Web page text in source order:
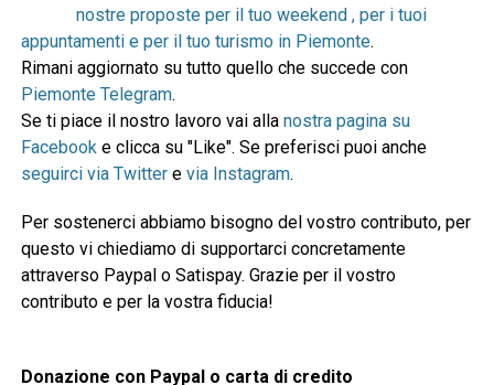
nostre proposte per il tuo weekend , per i tuoi
appuntamenti e per il tuo turismo in Piemonte.
Rimani aggiornato su tutto quello che succede con
Piemonte Telegram.
Se ti piace il nostro lavoro vai alla nostra pagina su
Facebooke clicca su "Like". Se preferisci puoi anche
seguirci via Twittere via Instagram.
Per sostenerci abbiamo bisogno del vostro contributo, per
questo vi chiediamo di supportarci concretamente
attraverso Paypal o Satispay. Grazie per il vostro
contributo e per la vostra fiducia!
Donazione con Paypal o carta di credito